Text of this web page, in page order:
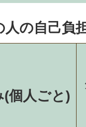
の自己負
(個人ごと)